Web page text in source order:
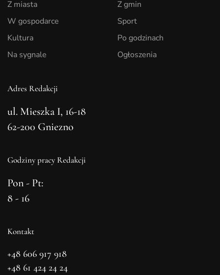
Z miasta
W gospodarce
Kultura
Na sygnale
Z gmin
Sport
Po godzinach
Ogłoszenia
Adres Redakcji
ul. Mieszka I, 16-18
62-200 Gniezno
Godziny pracy Redakcji
Pon - Pt:
8 - 16
Kontakt
+48 606 917 918
+48 61 424 24 24